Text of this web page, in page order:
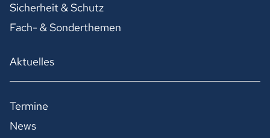
Sicherheit & Schutz
Fach- & Sonderthemen
Aktuelles
Termine
News